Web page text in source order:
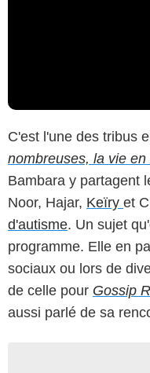
C'est l'une des tribus
nombreuses, la vie en
Bambara y partagent
Noor, Hajar, Keïry et
d'autisme. Un sujet
programme. Elle en
sociaux ou lors de
de celle pour Gossip
aussi parlé de sa